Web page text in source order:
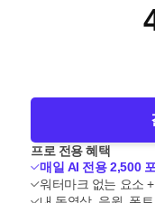
프로 전용 혜택
매일 AI 전용 2,500
워터마크 없는 요소